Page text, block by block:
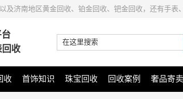
济南地区黄金回收、铂金回收、钯金回收，还有手表
回收
收 首饰知识 珠宝回收 回收案例 奢品寄卖